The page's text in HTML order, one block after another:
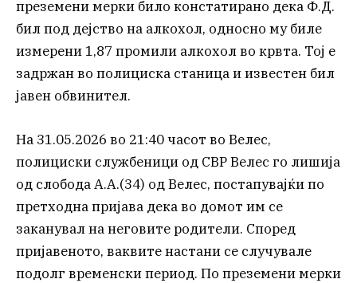
преземени мерки било констатирано дека Ф.Д.
бил под дејство на алкохол, односно му биле
измерени 1,87 промили алкохол во крвта. Тој е
задржан во полициска станица и известен бил
јавен обвинител.
На 31.05.2026 во 21:40 часот во Велес,
полициски службеници од СВР Велес го лишија
од слобода А.А.(34) од Велес, постапувајќи по
претходна пријава дека во домот им се
заканувал на неговите родители. Според
пријавеното, ваквите настани се случувале
подолг временски период. По преземени мерки